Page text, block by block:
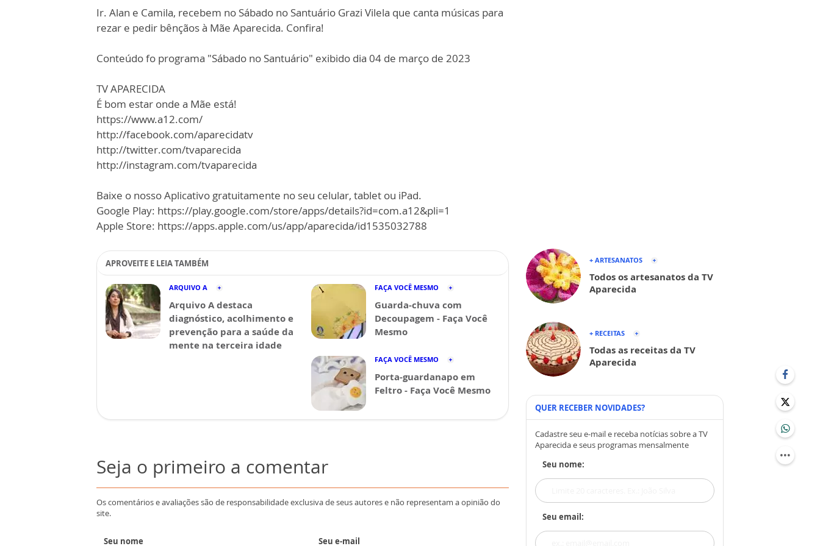
Ir. Alan e Camila, recebem no Sábado no Santuário Grazi Vilela que canta músicas para
rezar e pedir bênçãos à Mãe Aparecida. Confira!
Conteúdo fo programa "Sábado no Santuário" exibido dia 04 de março de 2023
TV APARECIDA
É bom estar onde a Mãe está!
https://www.a12.com/
http://facebook.com/aparecidatv
http://twitter.com/tvaparecida
http://instagram.com/tvaparecida
Baixe o nosso Aplicativo gratuitamente no seu celular, tablet ou iPad.
Google Play: https://play.google.com/store/apps/details?id=com.a12&pli=1
Apple Store: https://apps.apple.com/us/app/aparecida/id1535032788
APROVEITE E LEIA TAMBÉM
ARQUIVO A
Arquivo A destaca
diagnóstico, acolhimento e
prevenção para a saúde da
mente na terceira idade
FAÇA VOCÊ MESMO
Guarda-chuva com
Decoupagem - Faça Você
Mesmo
FAÇA VOCÊ MESMO
Porta-guardanapo em
Feltro - Faça Você Mesmo
Seja o primeiro a comentar
Os comentários e avaliações são de responsabilidade exclusiva de seus autores e não representam a opinião do
site.
Seu nome Seu e-mail
+ ARTESANATOS
Todos os artesanatos da TV
Aparecida
+ RECEITAS
Todas as receitas da TV
Aparecida
QUER RECEBER NOVIDADES?
Cadastre seu e-mail e receba notícias sobre a TV
Aparecida e seus programas mensalmente
Seu nome:
Seu email: